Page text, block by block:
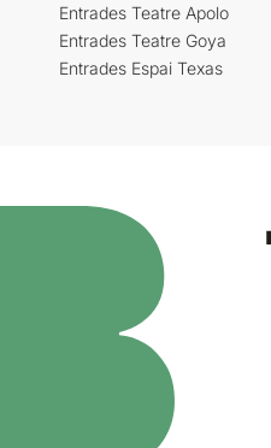
Entrades Teatre Apolo
Entrades Teatre Goya
Entrades Espai Texas